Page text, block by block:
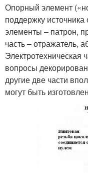
Опорный элемент
поддержку
элементы – патрон,
часть – отражатель,
Электротехническая
вопросы
другие две части
могут быть